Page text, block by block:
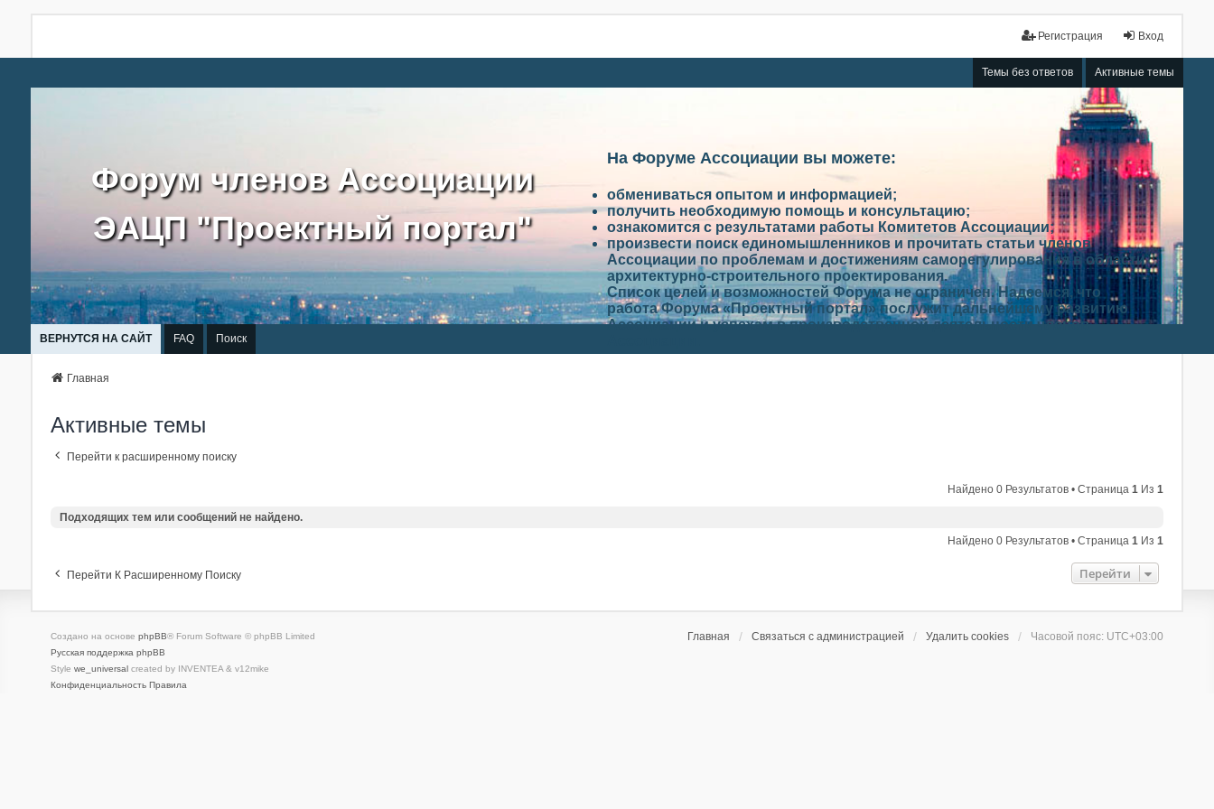
Вход
Регистрация
Темы без ответов Активные темы
Форум членов Ассоциации
ЭАЦП "Проектный портал"
На Форуме Ассоциации вы можете:
обмениваться опытом и информацией;
получить необходимую помощь и консультацию;
ознакомится с результатами работы Комитетов Ассоциации;
произвести поиск единомышленников и прочитать статьи членов
Ассоциации по проблемам и достижениям саморегулирования в области
архитектурно-строительного проектирования.
Список целей и возможностей Форума не ограничен. Надеемся, что
работа Форума «Проектный портал» послужит дальнейшему развитию
Ассоциации и успехам в производственной деятельности членов
ВЕРНУТСЯ НА САЙТ FAQ Поиск
Главная
Активные темы
Перейти к расширенному поиску
Найдено 0 Результатов • Страница1 Из1
Подходящих тем или сообщений не найдено.
Найдено 0 Результатов • Страница1 Из1
Перейти К Расширенному Поиску Перейти
Главная Связаться с администрацией Удалить cookies Часовой пояс: UTC+03:00
Создано на основе phpBB® Forum Software © phpBB Limited
Русская поддержка phpBB
Style we_universalcreated by INVENTEA & v12mike
Конфиденциальность Правила